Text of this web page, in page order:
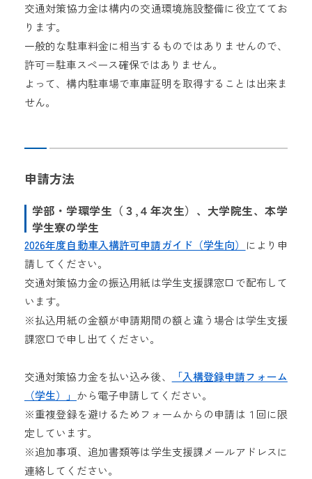
交通対策協力金は構内の交通環境施設整備に役立ててお
ります。
一般的な駐車料金に相当するものではありませんので、
許可＝駐車スペース確保ではありません。
よって、構内駐車場で車庫証明を取得することは出来ま
せん。
申請方法
学部・学環学生（３,４年次生）、大学院生、本学
学生寮の学生
2026年度自動車入構許可申請ガイド（学生向）
により申
請してください。
交通対策協力金の振込用紙は学生支援課窓口で配布して
います。
※払込用紙の金額が申請期間の額と違う場合は学生支援
課窓口で申し出てください。
交通対策協力金を払い込み後、 「入構登録申請フォーム
（学生）」 から電子申請してください。
※重複登録を避けるためフォームからの申請は１回に限
定しています。
※追加事項、追加書類等は学生支援課メールアドレスに
連絡してください。